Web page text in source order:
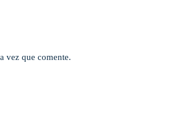
vez que comente.